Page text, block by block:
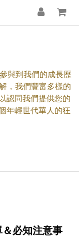
與到我們的成長歷
，我們豐富多樣的
認同我們提供您的
年輕世代華人的狂
＆必知注意事